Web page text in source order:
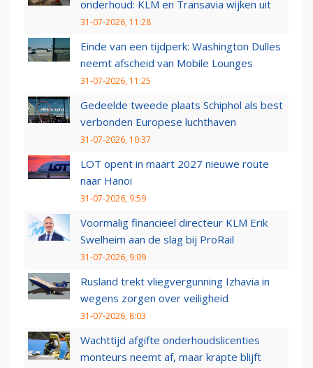
onderhoud: KLM en Transavia wijken uit
31-07-2026, 11:28
Einde van een tijdperk: Washington Dulles
neemt afscheid van Mobile Lounges
31-07-2026, 11:25
Gedeelde tweede plaats Schiphol als best
verbonden Europese luchthaven
31-07-2026, 10:37
LOT opent in maart 2027 nieuwe route
naar Hanoi
31-07-2026, 9:59
Voormalig financieel directeur KLM Erik
Swelheim aan de slag bij ProRail
31-07-2026, 9:09
Rusland trekt vliegvergunning Izhavia in
wegens zorgen over veiligheid
31-07-2026, 8:03
Wachttijd afgifte onderhoudslicenties
monteurs neemt af, maar krapte blijft